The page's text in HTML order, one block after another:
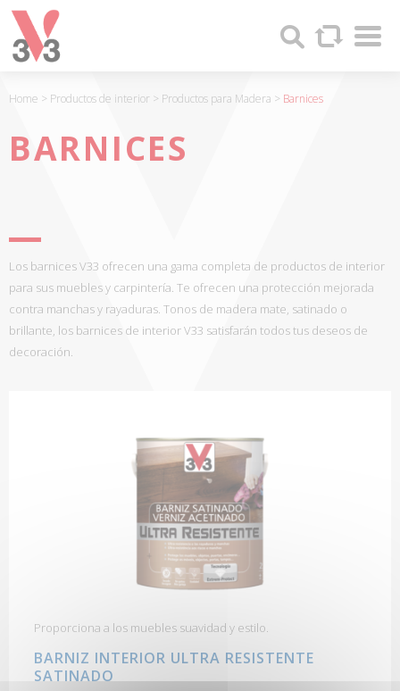
V33
FABRICANTE
PRODUCTOS
MADERA
Search
Home > Productos de interior > Productos para Madera > Barnices
BARNICES
Los barnices V33 ofrecen una gama completa de productos de interior
para sus muebles y carpintería. Te ofrecen una protección mejorada
contra manchas y rayaduras. Tonos de madera mate, satinado o
brillante, los barnices de interior V33 satisfarán todos tus deseos de
decoración.
Proporciona a los muebles suavidad y estilo.
BARNIZ INTERIOR ULTRA RESISTENTE
SATINADO
Panel de gestión de cookies